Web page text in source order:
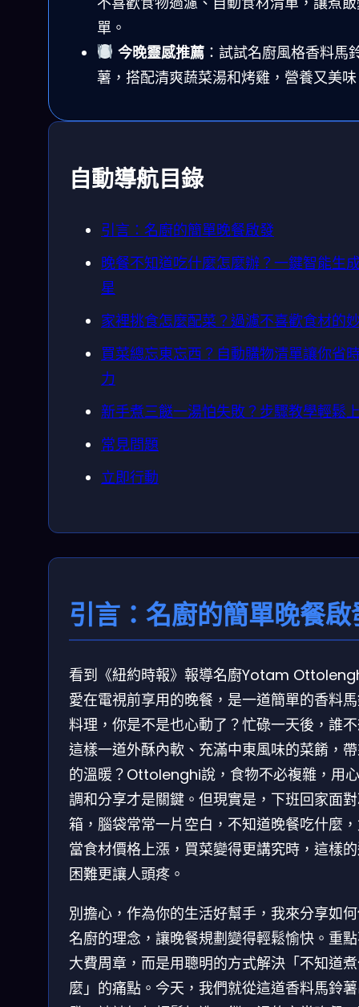
單。
今晚靈感推薦：試試名廚風格香料馬
薯，搭配清爽蔬菜湯和烤雞，營養又美
自動導航目錄
引言：名廚的簡單晚餐啟發
晚餐不知道吃什麼怎麼辦？一鍵智能生
星
家裡挑食怎麼配菜？過濾不喜歡食材的
買菜總忘東忘西？自動購物清單讓你省
力
新手煮三餸一湯怕失敗？步驟教學輕鬆
常見問題
立即行動
引言：名廚的簡單晚餐啟
看到《紐約時報》報導名廚Yotam
愛在電視前享用的晚餐，是一道簡單的香料
料理，你是不是也心動了？忙碌一天後，誰
這樣一道外酥內軟、充滿中東風味的菜餚，
的溫暖？Ottolenghi說，食物不必複雜，用
調和分享才是關鍵。但現實是，下班回家面
箱，腦袋常常一片空白，不知道晚餐吃什麼
當食材價格上漲，買菜變得更講究時，這樣
困難更讓人頭疼。
別擔心，作為你的生活好幫手，我來分享如
名廚的理念，讓晚餐規劃變得輕鬆愉快。重
大費周章，而是用聰明的方式解決「不知道
麼」的痛點。今天，我們就從這道香料馬鈴